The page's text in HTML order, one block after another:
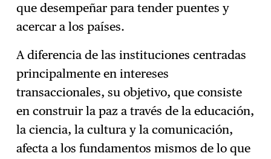
que desempeñar para tender puentes y
acercar a los países.
A diferencia de las instituciones centradas
principalmente en intereses
transaccionales, su objetivo, que consiste
en construir la paz a través de la educación,
la ciencia, la cultura y la comunicación,
afecta a los fundamentos mismos de lo que